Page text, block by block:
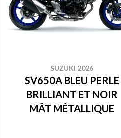
SUZUKI 2026
SV650A BLEU PERLE
BRILLIANT ET NOIR
MÂT MÉTALLIQUE